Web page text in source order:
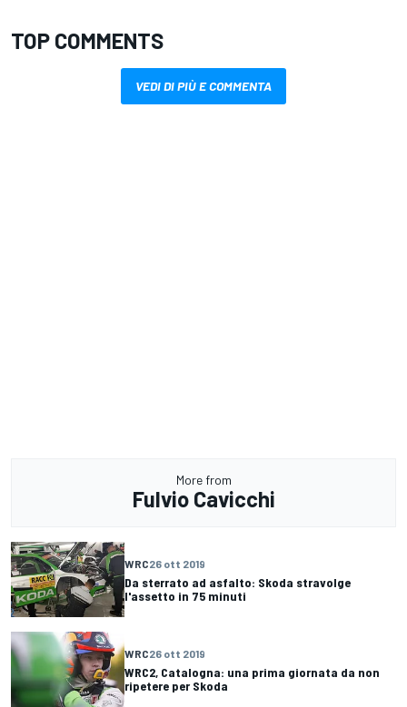
TOP COMMENTS
VEDI DI PIÙ E COMMENTA
More from
Fulvio Cavicchi
WRC26 ott 2019
Da sterrato ad asfalto: Skoda stravolge
l'assetto in 75 minuti
WRC26 ott 2019
WRC2, Catalogna: una prima giornata da non
ripetere per Skoda